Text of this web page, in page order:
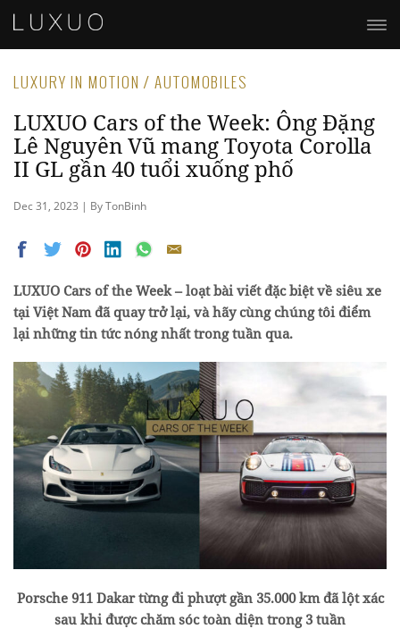
LUXURY IN MOTION / AUTOMOBILES
LUXUO Cars of the Week: Ông Đặng
Lê Nguyên Vũ mang Toyota Corolla
II GL gần 40 tuổi xuống phố
Dec 31, 2023 | By TonBinh
LUXUO Cars of the Week – loạt bài viết đặc biệt về siêu xe
tại Việt Nam đã quay trở lại, và hãy cùng chúng tôi điểm
lại những tin tức nóng nhất trong tuần qua.
Porsche 911 Dakar từng đi phượt gần 35.000 km đã lột xác
sau khi được chăm sóc toàn diện trong 3 tuần